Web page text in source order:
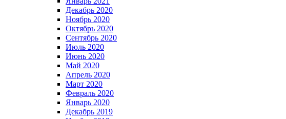
Декабрь 2020
Ноябрь 2020
Октябрь 2020
Сентябрь 2020
Июль 2020
Июнь 2020
Май 2020
Апрель 2020
Март 2020
Февраль 2020
Январь 2020
Декабрь 2019